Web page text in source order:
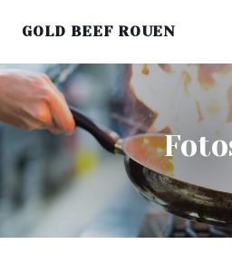
GOLD BEEF ROUEN